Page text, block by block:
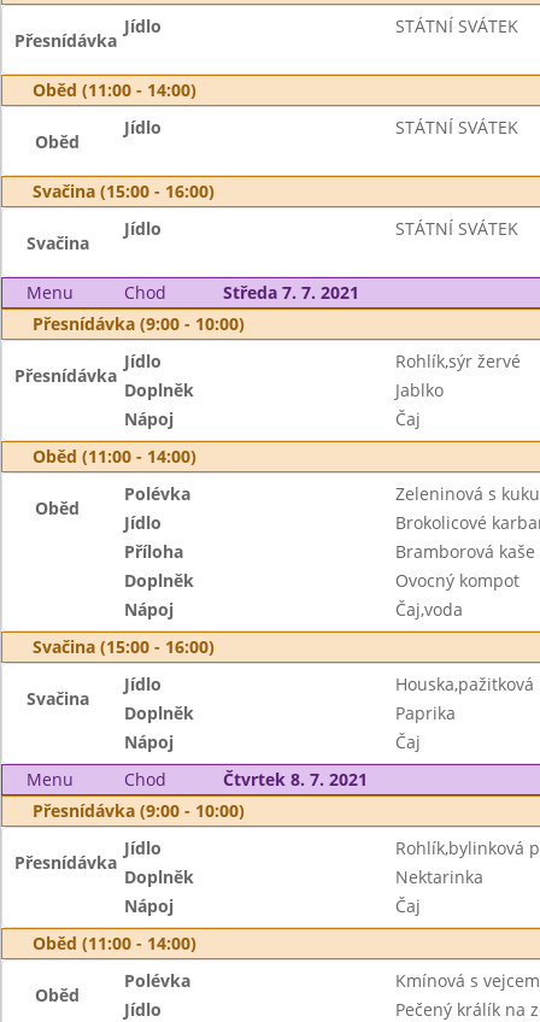
Přesnídávka
Jídlo STÁTNÍ SVÁTEK
Oběd (11:00 - 14:00)
Oběd
Jídlo STÁTNÍ SVÁTEK
Svačina (15:00 - 16:00)
Svačina
Jídlo STÁTNÍ SVÁTEK
Menu Chod
Středa 7. 7. 2021
Přesnídávka (9:00 - 10:00)
Přesnídávka
Jídlo
Rohlík,sýr žervé
Doplněk
Jablko
Nápoj
Čaj
Oběd (11:00 - 14:00)
Oběd
Polévka
Zeleninová s
Jídlo
Brokolicové
Příloha
Bramborová kaše
Doplněk
Ovocný kompot
Nápoj
Čaj,voda
Svačina (15:00 - 16:00)
Svačina
Jídlo
Doplněk
Paprika
Nápoj
Čaj
Menu
Chod
Čtvrtek 8. 7. 2021
Přesnídávka (9:00 - 10:00)
Přesnídávka
Jídlo
Rohlík,bylinková
Doplněk
Nektarinka
Nápoj
Čaj
Oběd (11:00 - 14:00)
Oběd
Polévka
Kmínová s vejcem
Jídlo
Pečený králík na